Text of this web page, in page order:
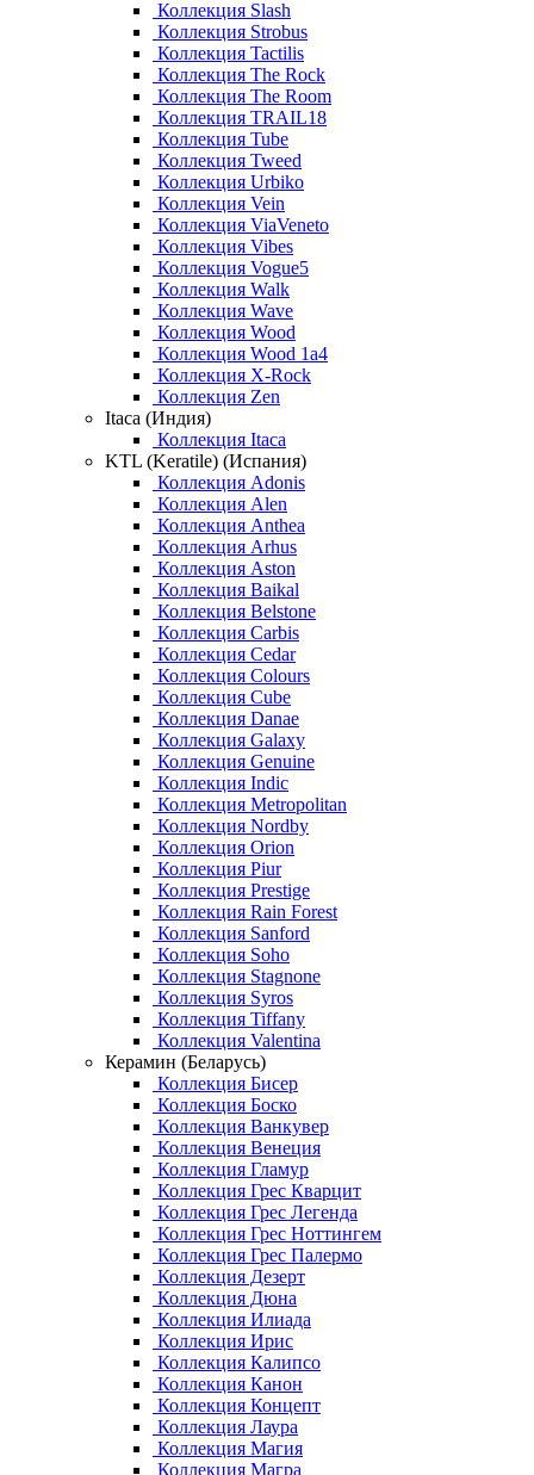
Коллекция Slash
Коллекция Strobus
Коллекция Tactilis
Коллекция The Rock
Коллекция The Room
Коллекция TRAIL18
Коллекция Tube
Коллекция Tweed
Коллекция Urbiko
Коллекция Vein
Коллекция ViaVeneto
Коллекция Vibes
Коллекция Vogue5
Коллекция Walk
Коллекция Wave
Коллекция Wood
Коллекция Wood 1a4
Коллекция X-Rock
Коллекция Zen
Itaca (Индия)
Коллекция Itaca
KTL (Keratile) (Испания)
Коллекция Adonis
Коллекция Alen
Коллекция Anthea
Коллекция Arhus
Коллекция Aston
Коллекция Baikal
Коллекция Belstone
Коллекция Carbis
Коллекция Cedar
Коллекция Colours
Коллекция Cube
Коллекция Danae
Коллекция Galaxy
Коллекция Genuine
Коллекция Indic
Коллекция Metropolitan
Коллекция Nordby
Коллекция Orion
Коллекция Piur
Коллекция Prestige
Коллекция Rain Forest
Коллекция Sanford
Коллекция Soho
Коллекция Stagnone
Коллекция Syros
Коллекция Tiffany
Коллекция Valentina
Керамин (Беларусь)
Коллекция Бисер
Коллекция Боско
Коллекция Ванкувер
Коллекция Венеция
Коллекция Гламур
Коллекция Грес Кварцит
Коллекция Грес Легенда
Коллекция Грес Ноттингем
Коллекция Грес Палермо
Коллекция Дезерт
Коллекция Дюна
Коллекция Илиада
Коллекция Ирис
Коллекция Калипсо
Коллекция Канон
Коллекция Концепт
Коллекция Лаура
Коллекция Магия
Коллекция Магра